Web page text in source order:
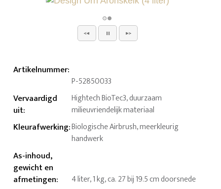
Artikelnummer:
P-52850033
Vervaardigd
uit:
Hightech BioTec3, duurzaam
milieuvriendelijk materiaal
Kleurafwerking:Biologische Airbrush, meerkleurig
handwerk
As-inhoud,
gewicht en
afmetingen: 4 liter, 1 kg, ca. 27 bij 19.5 cm doorsnede